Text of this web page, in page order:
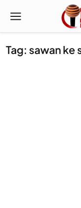
Tag: sawan ke